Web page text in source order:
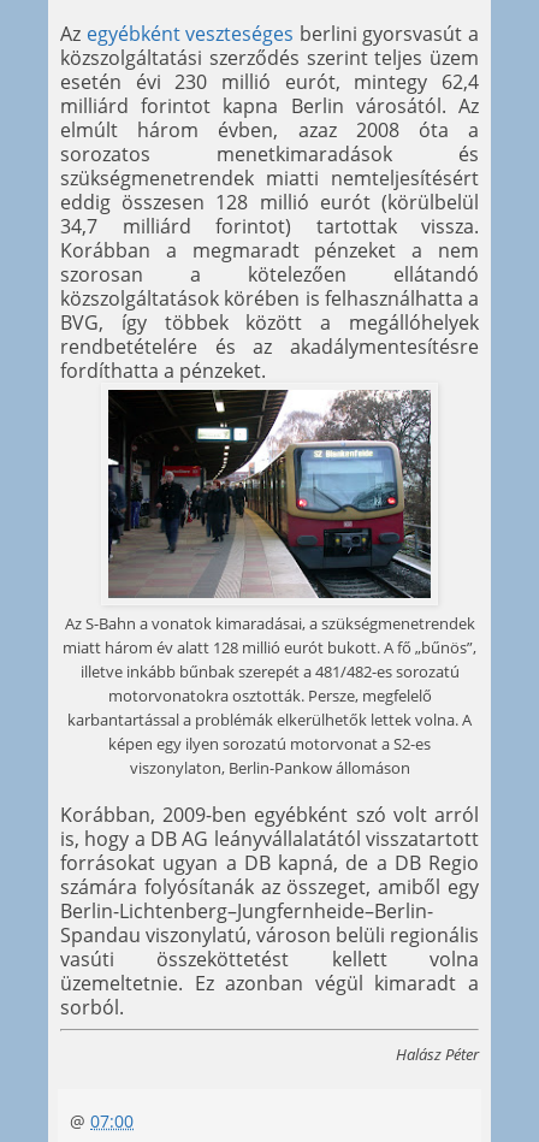
Az egyébként veszteséges berlini gyorsvasút a
közszolgáltatási szerződés szerint teljes üzem
esetén évi 230 millió eurót, mintegy 62,4
milliárd forintot kapna Berlin városától. Az
elmúlt három évben, azaz 2008 óta a
sorozatos menetkimaradások és
szükségmenetrendek miatti nemteljesítésért
eddig összesen 128 millió eurót (körülbelül
34,7 milliárd forintot) tartottak vissza.
Korábban a megmaradt pénzeket a nem
szorosan a kötelezően ellátandó
közszolgáltatások körében is felhasználhatta a
BVG, így többek között a megállóhelyek
rendbetételére és az akadálymentesítésre
fordíthatta a pénzeket.
Az S-Bahn a vonatok kimaradásai, a szükségmenetrendek
miatt három év alatt 128 millió eurót bukott. A fő „bűnös”,
illetve inkább bűnbak szerepét a 481/482-es sorozatú
motorvonatokra osztották. Persze, megfelelő
karbantartással a problémák elkerülhetők lettek volna. A
képen egy ilyen sorozatú motorvonat a S2-es
viszonylaton, Berlin-Pankow állomáson
Korábban, 2009-ben egyébként szó volt arról
is, hogy a DB AG leányvállalatától visszatartott
forrásokat ugyan a DB kapná, de a DB Regio
számára folyósítanák az összeget, amiből egy
Berlin-Lichtenberg–Jungfernheide–Berlin-
Spandau viszonylatú, városon belüli regionális
vasúti összeköttetést kellett volna
üzemeltetnie. Ez azonban végül kimaradt a
sorból.
Halász Péter
@ 07:00